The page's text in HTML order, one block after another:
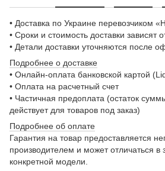
• Доставка по Украине перевозчиком
• Сроки и стоимость доставки зависят
• Детали доставки уточняются после
Подробнее о доставке
• Онлайн-оплата банковской картой
• Оплата на расчетный счет
• Частичная предоплата (остаток
действует для товаров под заказ)
Подробнее об оплате
Гарантия на товар предоставляется
производителем и может отличаться в
конкретной модели.